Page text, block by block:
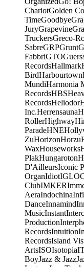
ChariotGolden
TimeGoodbye
JuryGrapevine
TruckersGreco-
SabreGRPGrunt
FabbriGTO
RecordsHallmark
BirdHarbourtown
MundiHarmonia
RecordsHBS
RecordsHeliodor
Inc.Herrensauna
RollerHighway
ParadeHNE
ZuHorizonHorzu
WaxHouseworks
PlakHungaroton
D'AilleursIconic
OrganIdiot
ClubIMKER
AeraIndochina
DanceInnamind
MusicInstant
Production
RecordsIntuition
RecordsIsland
ArtsISOIsotopia
BoyJazz & Jazz